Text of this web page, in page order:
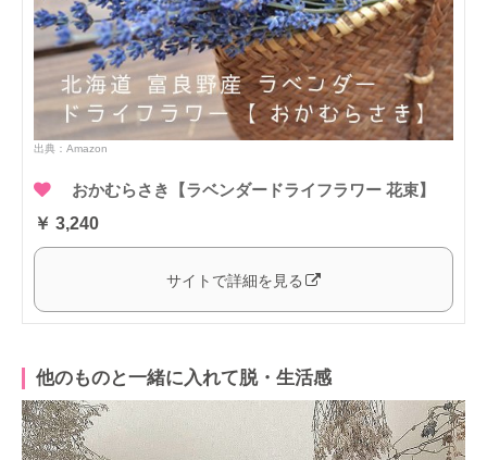
出典： Amazon
おかむらさき【ラベンダードライフラワー 花束】
￥ 3,240
サイトで詳細を見る
他のものと一緒に入れて脱・生活感